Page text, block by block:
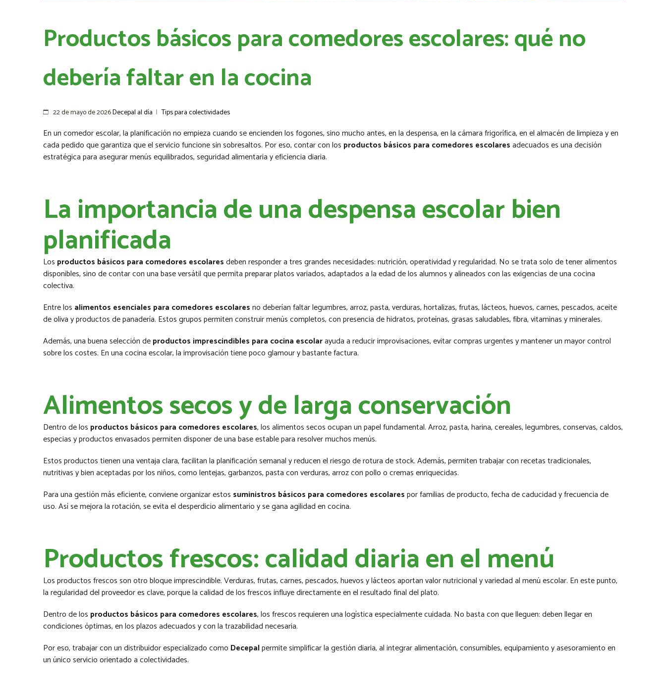
Productos básicos para comedores escolares: qué no
debería faltar en la cocina
22 de mayo de 2026Decepal al día |Tips para colectividades
En un comedor escolar, la planificación no empieza cuando se encienden los fogones, sino mucho antes, en la despensa, en la cámara frigorífica, en el almacén de limpieza y en
cada pedido que garantiza que el servicio funcione sin sobresaltos. Por eso, contar con los productos básicos para comedores escolaresadecuados es una decisión
estratégica para asegurar menús equilibrados, seguridad alimentaria y eficiencia diaria.
La importancia de una despensa escolar bien
planificada
Los productos básicos para comedores escolaresdeben responder a tres grandes necesidades: nutrición, operatividad y regularidad. No se trata solo de tener alimentos
disponibles, sino de contar con una base versátil que permita preparar platos variados, adaptados a la edad de los alumnos y alineados con las exigencias de una cocina
colectiva.
Entre los alimentos esenciales para comedores escolaresno deberían faltar legumbres, arroz, pasta, verduras, hortalizas, frutas, lácteos, huevos, carnes, pescados, aceite
de oliva y productos de panadería. Estos grupos permiten construir menús completos, con presencia de hidratos, proteínas, grasas saludables, fibra, vitaminas y minerales.
Además, una buena selección deproductos imprescindibles para cocina escolarayuda a reducir improvisaciones, evitar compras urgentes y mantener un mayor control
sobre los costes. En una cocina escolar, la improvisación tiene poco glamour y bastante factura.
Alimentos secos y de larga conservación
Dentro de los productos básicos para comedores escolares, los alimentos secos ocupan un papel fundamental. Arroz, pasta, harina, cereales, legumbres, conservas, caldos,
especias y productos envasados permiten disponer de una base estable para resolver muchos menús.
Estos productos tienen una ventaja clara, facilitan la planificación semanal y reducen el riesgo de rotura de stock. Además, permiten trabajar con recetas tradicionales,
nutritivas y bien aceptadas por los niños, como lentejas, garbanzos, pasta con verduras, arroz con pollo o cremas enriquecidas.
Para una gestión más eficiente, conviene organizar estos suministros básicos para comedores escolarespor familias de producto, fecha de caducidad y frecuencia de
uso. Así se mejora la rotación, se evita el desperdicio alimentario y se gana agilidad en cocina.
Productos frescos: calidad diaria en el menú
Los productos frescos son otro bloque imprescindible. Verduras, frutas, carnes, pescados, huevos y lácteos aportan valor nutricional y variedad al menú escolar. En este punto,
la regularidad del proveedor es clave, porque la calidad de los frescos influye directamente en el resultado final del plato.
Dentro de los productos básicos para comedores escolares, los frescos requieren una logística especialmente cuidada. No basta con que lleguen: deben llegar en
condiciones óptimas, en los plazos adecuados y con la trazabilidad necesaria.
Por eso, trabajar con un distribuidor especializado como Decepalpermite simplificar la gestión diaria, al integrar alimentación, consumibles, equipamiento y asesoramiento en
un único servicio orientado a colectividades.